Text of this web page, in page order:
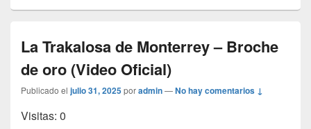
La Trakalosa de Monterrey – Broche
de oro (Video Oficial)
Publicado el julio 31, 2025poradmin—No hay comentarios ↓
Visitas: 0